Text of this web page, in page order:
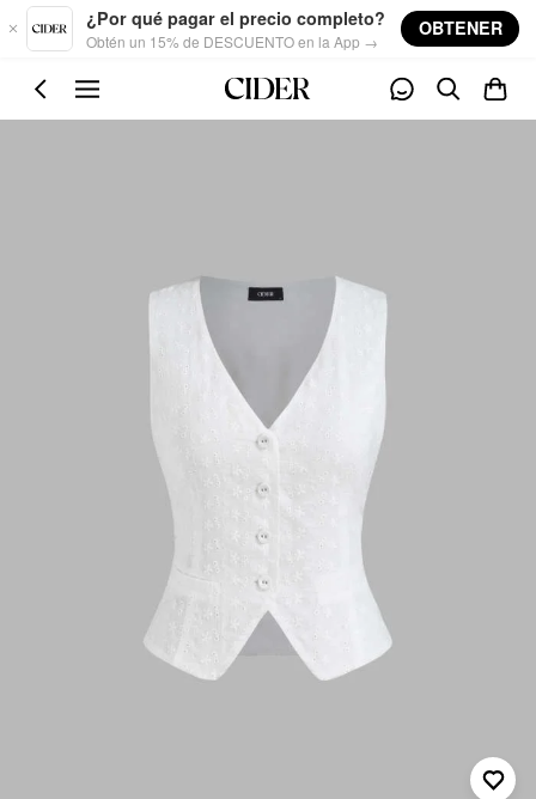
Skip to main content
¿Por qué pagar el precio completo?
Obtén un 15% de DESCUENTO en la App →
OBTENER